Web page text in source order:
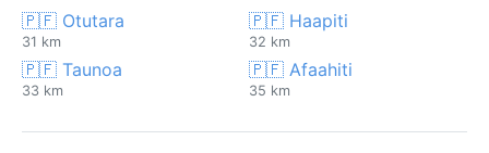
🇵🇫 Otutara
31 km
🇵🇫 Haapiti
32 km
🇵🇫 Taunoa
33 km
🇵🇫 Afaahiti
35 km